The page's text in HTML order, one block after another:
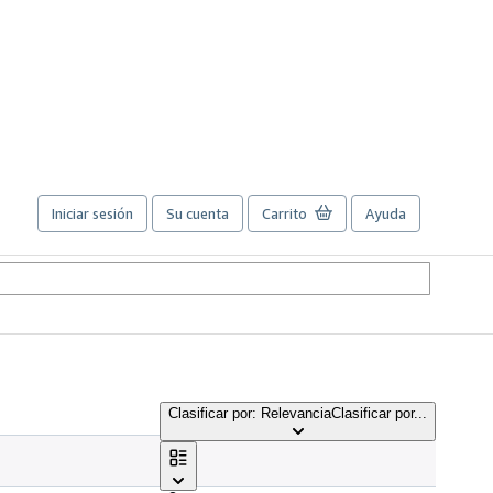
Iniciar sesión Su cuenta Carrito Ayuda
Clasificar por: RelevanciaClasificar por...